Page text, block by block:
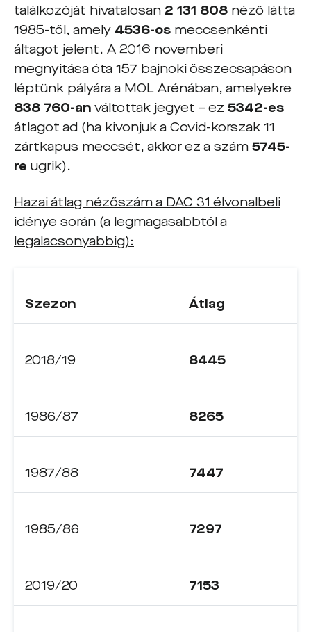
találkozóját hivatalosan 2 131 808 néző látta
1985-től, amely 4536-os meccsenkénti
áltagot jelent. A 2016 novemberi
megnyitása óta 157 bajnoki összecsapáson
léptünk pályára a MOL Arénában, amelyekre
838 760-an váltottak jegyet – ez 5342-es
átlagot ad (ha kivonjuk a Covid-korszak 11
zártkapus meccsét, akkor ez a szám 5745-
re ugrik).
Hazai átlag nézőszám a DAC 31 élvonalbeli
idénye során (a legmagasabbtól a
legalacsonyabbig):
Szezon Átlag
2018/19 8445
1986/87 8265
1987/88 7447
1985/86 7297
2019/20 7153